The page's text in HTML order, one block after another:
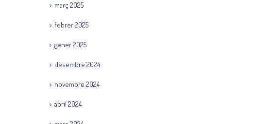
març 2025
febrer 2025
gener 2025
desembre 2024
novembre 2024
abril 2024